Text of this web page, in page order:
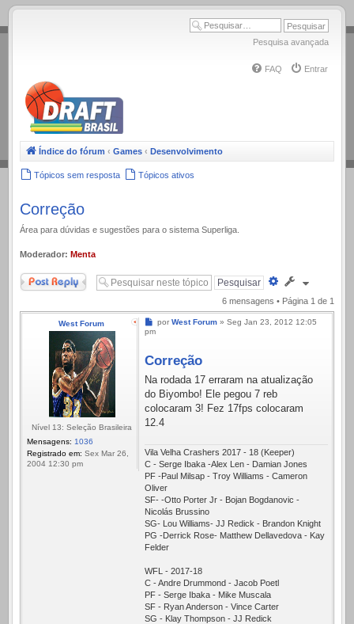
.
Pesquisa avançada
FAQ Entrar
Índice do fórum ‹ Games ‹ Desenvolvimento
Tópicos sem resposta Tópicos ativos
Correção
Área para dúvidas e sugestões para o sistema Superliga.
Moderador: Menta
Responder
Pesquisa
avançada
6 mensagens • Página 1 de 1
West Forum
Nível 13: Seleção Brasileira
Mensagens: 1036
Registrado em: Sex Mar 26,
2004 12:30 pm
Mensagem
por West Forum» Seg Jan 23, 2012 12:05
pm
Correção
Na rodada 17 erraram na atualização
do Biyombo! Ele pegou 7 reb
colocaram 3! Fez 17fps colocaram
12.4
Vila Velha Crashers 2017 - 18 (Keeper)
C - Serge Ibaka -Alex Len - Damian Jones
PF -Paul Milsap - Troy Williams - Cameron
Oliver
SF- -Otto Porter Jr - Bojan Bogdanovic -
Nicolás Brussino
SG- Lou Williams- JJ Redick - Brandon Knight
PG -Derrick Rose- Matthew Dellavedova - Kay
Felder
WFL - 2017-18
C - Andre Drummond - Jacob Poetl
PF - Serge Ibaka - Mike Muscala
SF - Ryan Anderson - Vince Carter
SG - Klay Thompson - JJ Redick